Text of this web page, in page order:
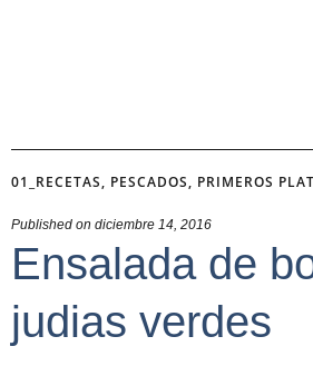
01_RECETAS, PESCADOS, PRIMEROS
Published on diciembre 14, 2016
Ensalada de
judias verdes